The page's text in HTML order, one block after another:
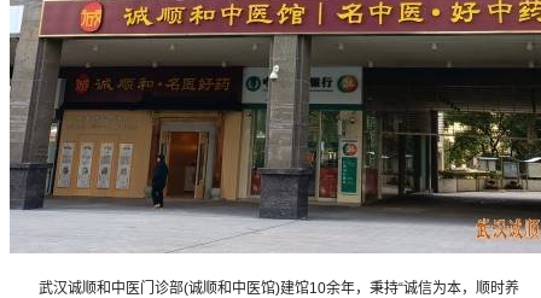
武汉诚顺和中医门诊部(诚顺和中医馆)建馆10余年，秉持“诚信为本，顺时养